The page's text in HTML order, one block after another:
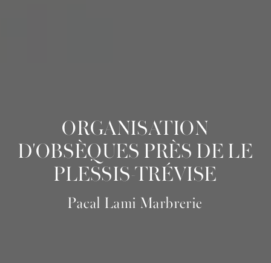
ORGANISATION
D'OBSÈQUES PRÈS DE LE
PLESSIS-TRÉVISE
Pacal Lami Marbrerie